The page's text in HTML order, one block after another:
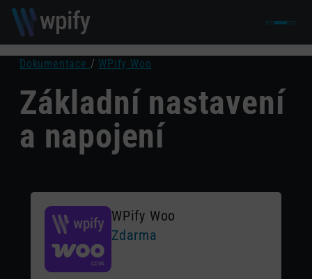
Dokumentace / WPify Woo
Základní nastavení
a napojení
WPify Woo
Zdarma